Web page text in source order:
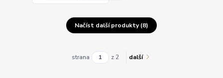
Načíst další produkty (8)
strana z 2 další